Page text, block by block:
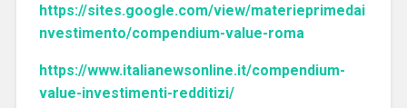
https://sites.google.com/view/materieprimedai
nvestimento/compendium-value-roma
https://www.italianewsonline.it/compendium-
value-investimenti-redditizi/